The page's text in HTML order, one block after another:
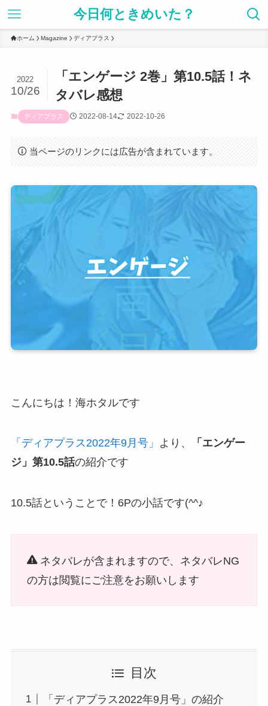
今日何ときめいた？
ホーム Magazine ディアプラス
「エンゲージ 2巻」第10.5話！ネ
タバレ感想
2022
10/26
ディアプラス 2022-08-14 2022-10-26
当ページのリンクには広告が含まれています。
こんにちは！海ホタルです
「ディアプラス2022年9月号」 より、
「エンゲー
ジ」第10.5話の紹介です
10.5話ということで！6Pの小話です(^^♪
ネタバレが含まれますので、ネタバレNG
の方は閲覧にご注意をお願いします
目次
「ディアプラス2022年9月号」の紹介